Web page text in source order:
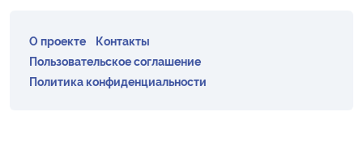
О проекте
Контакты
Пользовательское соглашение
Политика конфиденциальности